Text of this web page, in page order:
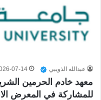
عبدالله الذويبي 07-14
معهد خادم الحرمين
للمشاركة في المعرض